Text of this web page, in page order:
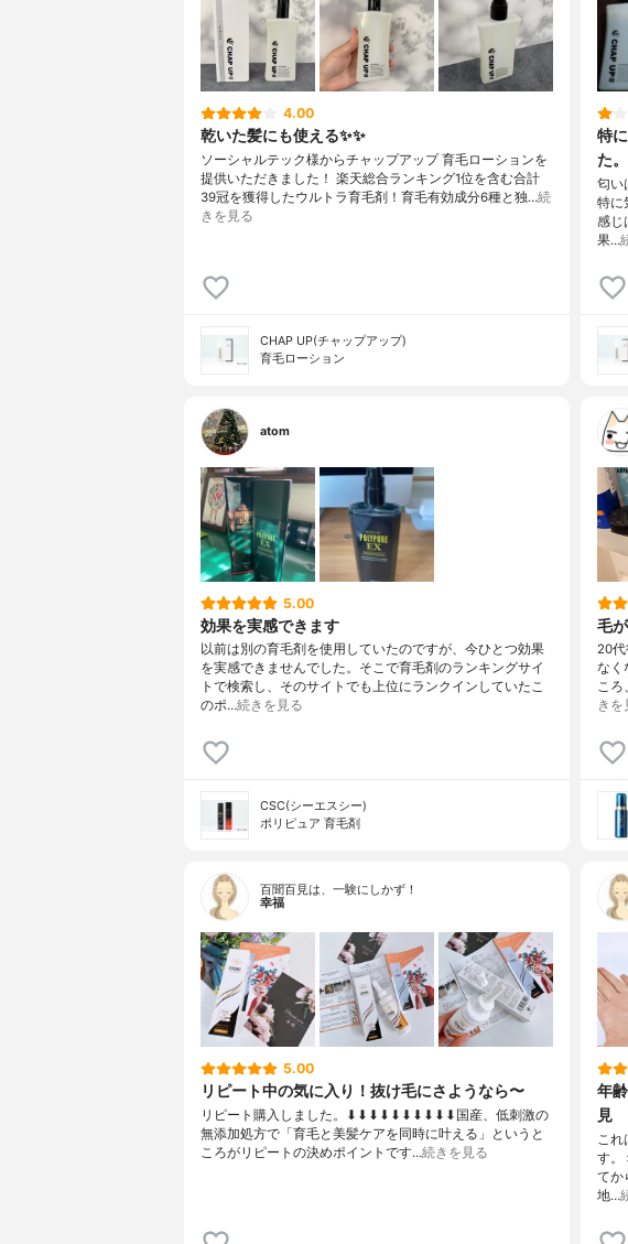
4.00
乾いた髪にも使える✨✨
ソーシャルテック様からチャップアップ 育毛ローションを
提供いただきました！ 楽天総合ランキング1位を含む合計
39冠を獲得したウルトラ育毛剤！育毛有効成分6種と独…続
きを見る
CHAP UP(チャップアップ)
育毛ローション
特
た。
匂い
特に
感じ
果…
atom
5.00
効果を実感できます
以前は別の育毛剤を使用していたのですが、今ひとつ効果
を実感できませんでした。そこで育毛剤のランキングサイ
トで検索し、そのサイトでも上位にランクインしていたこ
のポ…続きを見る
CSC(シーエスシー)
ポリピュア 育毛剤
毛
20代
なく
ころ
きを
百聞百見は、一験にしかず！
幸福
5.00
リピート中の気に入り！抜け毛にさようなら〜
リピート購入しました。⬇︎⬇︎⬇︎⬇︎⬇︎⬇︎⬇︎⬇︎⬇︎⬇︎国産、低刺激の
無添加処方で「育毛と美髪ケアを同時に叶える」というと
ころがリピートの決めポイントです…続きを見る
年
見
これ
す。
てか
地…